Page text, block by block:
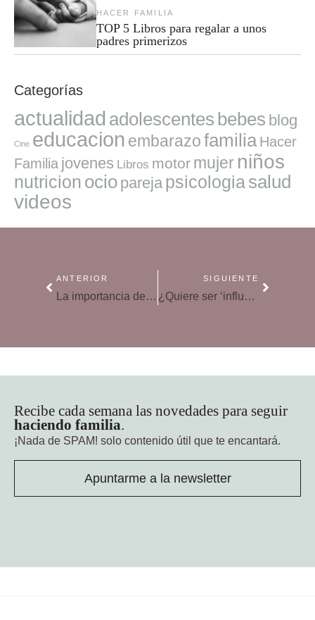
HACER FAMILIA
TOP 5 Libros para regalar a unos
padres primerizos
Categorías
actualidad adolescentes bebes blog
Cine educacion embarazofamilia Hacer
Familia jovenes Libros motor mujer niños
nutricion ocio pareja psicologiasalud
videos
ANTERIOR
La importancia de una buena comunicación en casa
SIGUIENTE
¿Quiere ser ‘influencer’? Cómo manejar la atracción hacia esta nueva profesión
Recibe cada semana las novedades para seguir
haciendo familia.
¡Nada de SPAM! solo contenido útil que te encantará.
Apuntarme a la newsletter